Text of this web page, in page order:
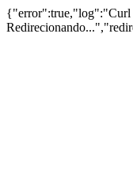
{"error":true,"log":"Curl